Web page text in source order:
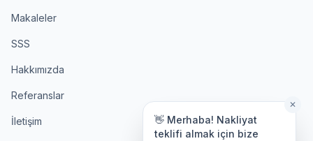
Makaleler
SSS
Hakkımızda
Referanslar
İletişim
✕
👋 Merhaba! Nakliyat
teklifi almak için bize